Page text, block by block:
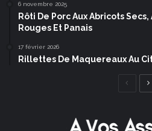
6 novembre 2025
Rôti De Porc Aux Abricots
Rouges Et Panais
17 février 2026
Rillettes De Maquereaux Au